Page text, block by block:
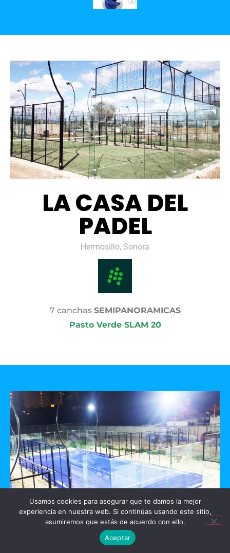
LA CASA DEL
PADEL
Hermosillo, Sonora
7 canchas SEMIPANORAMICAS
Pasto Verde SLAM 20
GO PADEL
Usamos cookies para asegurar que te damos la mejor
experiencia en nuestra web. Si continúas usando este sitio,
asumiremos que estás de acuerdo con ello.
Aceptar